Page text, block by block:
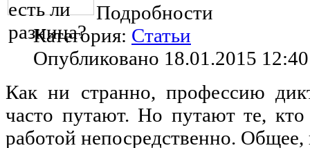
Подробности
Категория: Статьи
Опубликовано 18.01.2015 12:40
Как ни странно, профессию
часто путают. Но путают те, кто
работой непосредственно.